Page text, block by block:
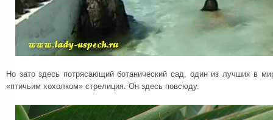
Но зато здесь потрясающий ботанический сад, один из лучших в
«птичьим хохолком» стрелиция. Он здесь повсюду.